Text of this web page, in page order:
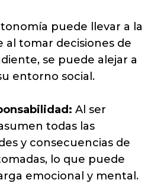
puede llevar a la
al tomar decisiones de
se puede alejar a
entorno social.
Al ser
todas las
y consecuencias de
lo que puede
emocional y mental.